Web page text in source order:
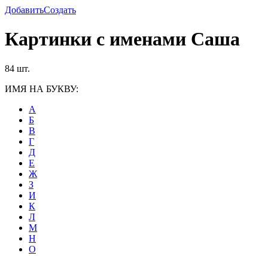
ДобавитьСоздать
Картинки с именами Саша
84 шт.
ИМЯ НА БУКВУ:
А
Б
В
Г
Д
Е
Ж
З
И
К
Л
М
Н
О